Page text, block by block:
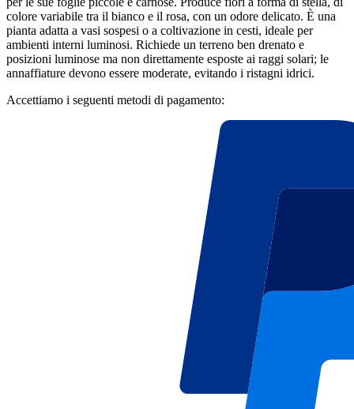
colore variabile tra il bianco e il rosa, con un odore delicato. È una
pianta adatta a vasi sospesi o a coltivazione in cesti, ideale per
ambienti interni luminosi. Richiede un terreno ben drenato e
posizioni luminose ma non direttamente esposte ai raggi solari; le
annaffiature devono essere moderate, evitando i ristagni idrici.
Accettiamo i seguenti metodi di pagamento: